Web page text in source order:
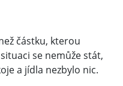
částku, kterou
se nemůže stát,
a jídla nezbylo nic.